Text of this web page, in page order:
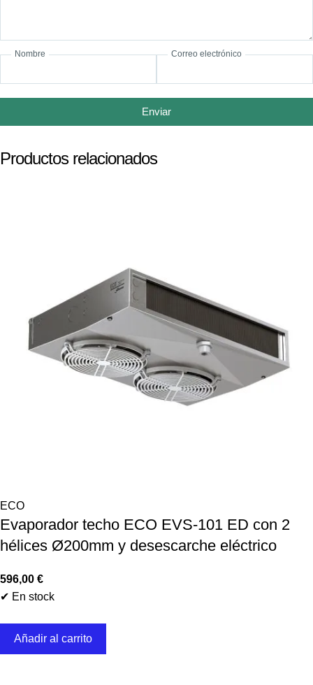
Nombre Correo electrónico
Enviar
Productos relacionados
ECO
Evaporador techo ECO EVS-101 ED con 2
hélices Ø200mm y desescarche eléctrico
596,00 €
✔ En stock
Añadir al carrito